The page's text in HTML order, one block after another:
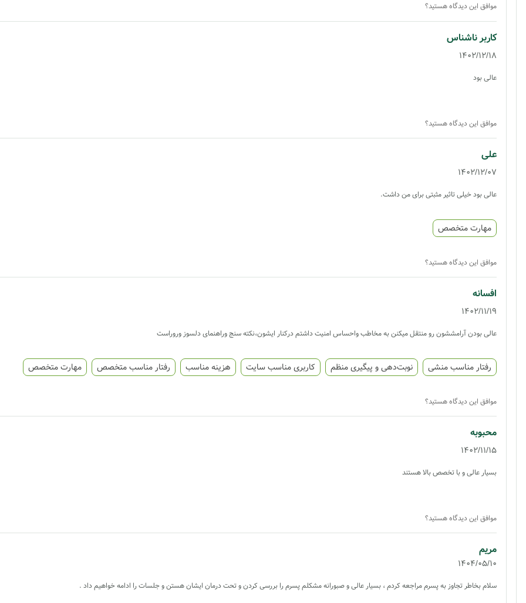
موافق این دیدگاه هستید؟
کاربر ناشناس
1402/12/18
عالی بود
موافق این دیدگاه هستید؟
علی
1402/12/07
عالی بود خیلی تاثیر مثبتی برای من داشت.
مهارت متخصص
موافق این دیدگاه هستید؟
افسانه
1402/11/19
عالی بودن آرامششون رو منتقل میکنن به مخاطب واحساس امنیت داشتم درکنار ایشون،نکته سنج وراهنمای دلسوز وروراست
رفتار مناسب منشی نوبت‌دهی و پیگیری منظم کاربری مناسب سایت هزینه مناسب رفتار مناسب متخصص مهارت متخصص
موافق این دیدگاه هستید؟
محبوبه
1402/11/15
بسیار عالی و با تخصص بالا هستند
موافق این دیدگاه هستید؟
مریم
1404/05/10
سلام بخاطر تجاوز به پسرم مراجعه کردم ، بسیار عالی و صبورانه مشکلم پسرم را بررسی کردن و تحت درمان ایشان هستن و جلسات را ادامه خواهیم داد .